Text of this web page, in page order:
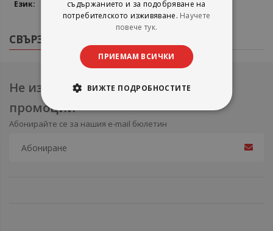
Български
СВЪРЗАНИ ПРОДУКТИ
Не изпускайте нови продукти и
промоции
Абонирайте се за нашия e-mail бюлетин
съдържанието и за подобряване на
потребителското изживяване. Научете
повече тук.
ПРИЕМАМ ВСИЧКИ
ВИЖТЕ ПОДРОБНОСТИТЕ